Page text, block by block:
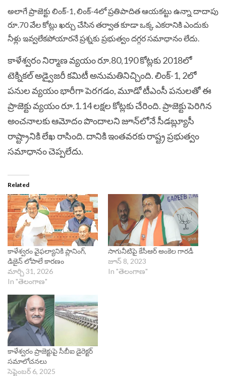
అలాగే ప్రాజెక్టు లింక్‌-1, లింక్‌-4లో ప్రతిపాదిత ఆయకట్టు ఉన్నా దాదాపు
రూ.70 వేల కోట్లు ఖర్చు చేసిన తర్వాత కూడా ఒక్క ఎకరానికి ఎందుకు
నీళ్లు ఇవ్వలేకపోయారనే ప్రశ్నకు ప్రభుత్వం దగ్గర సమాధానం లేదు.
కాళేశ్వరం నిర్మాణ వ్యయం రూ.80,190 కోట్లకు 2018లో
టెక్నికల్‌ అడ్వైజరీ కమిటీ అనుమతినిచ్చింది. లింక్‌-1, 2లో
పనుల వ్యయం భారీగా పెరగడం, మూడో టీఎంసీ పనులతో ఈ
ప్రాజెక్టు వ్యయం రూ.1.14 లక్షల కోట్లకు చేరింది. ప్రాజెక్టు పెరిగిన
అంచనాలకు ఆమోదం పొందాలని జూన్‌లోనే సీడబ్ల్యూసీ
రాష్ట్రానికి లేఖ రాసింది. దానికి ఇంతవరకు రాష్ట్ర ప్రభుత్వం
సమాధానం చెప్పలేదు.
Related
కాళేశ్వరం వైఫల్యానికి ప్లానింగ్,
డిజైన్ లోపాలే కారణం
మార్చి 31, 2026
In "తెలంగాణ"
సాగునీటిపై కేసీఆర్ అంకెల గారడీ
జూన్ 8, 2023
In "తెలంగాణ"
కాళేశ్వరం ప్రాజెక్టుపై సీబీఐ డైరెక్టర్
సమాలోచనలు
సెప్టెంబర్ 6, 2025